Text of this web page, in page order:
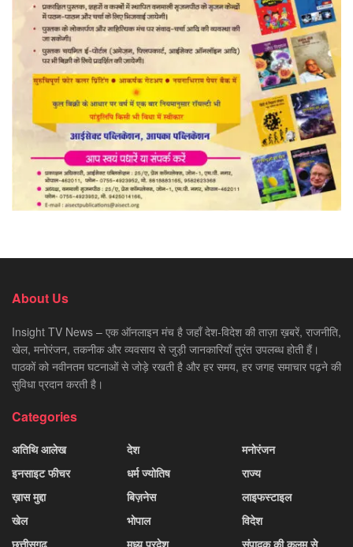
About Us
Insight TV News – एक ऑनलाइन मंच है जहाँ देश-विदेश की ताज़ा ख़बरें, राजनीति,
खेल, मनोरंजन, तकनीक और व्यवसाय से जुड़ी जानकारियाँ तुरंत उपलब्ध होती हैं।
पाठकों को नवीनतम घटनाओं से जोड़े रखती है और हर समय, हर जगह समाचार पढ़ने की
सुविधा प्रदान करती है।
Categories
अतिथि आलेख
इनसाइट फीचर
ख़ास मुद्दा
खेल
देश
धर्म ज्योतिष
बिज़नेस
भोपाल
मनोरंजन
राज्य
लाइफस्टाइल
विदेश